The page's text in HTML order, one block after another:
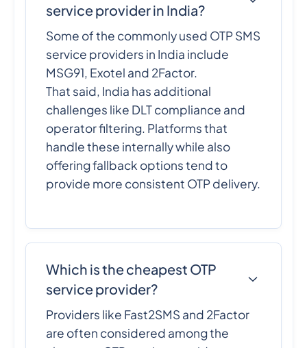
service provider in India?
Some of the commonly used OTP SMS
service providers in India include
MSG91, Exotel and 2Factor.
That said, India has additional
challenges like DLT compliance and
operator filtering. Platforms that
handle these internally while also
offering fallback options tend to
provide more consistent OTP delivery.
Which is the cheapest OTP
service provider?
Providers like Fast2SMS and 2Factor
are often considered among the